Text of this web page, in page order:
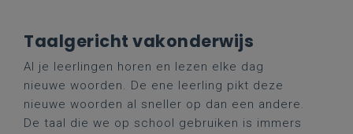
Taalgericht vakonderwijs
Al je leerlingen horen en lezen elke dag
nieuwe woorden. De ene leerling pikt deze
nieuwe woorden al sneller op dan een andere.
De taal die we op school gebruiken is immers